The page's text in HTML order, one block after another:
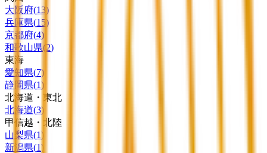
大阪府(13)
兵庫県(15)
京都府(4)
和歌山県(2)
東海
愛知県(7)
静岡県(1)
北海道・東北
北海道(3)
甲信越・北陸
山梨県(1)
新潟県(1)